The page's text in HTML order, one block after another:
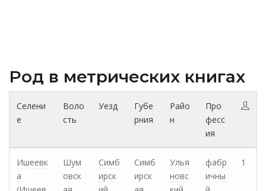
Род в метрических книгах
Селени
е
Воло
сть
Уезд
Губе
рния
Райо
н
Про
фесс
ия
Ишеевк
а
Шум
овск
Симб
ирск
Симб
ирск
Улья
новс
фабр
ичны
1